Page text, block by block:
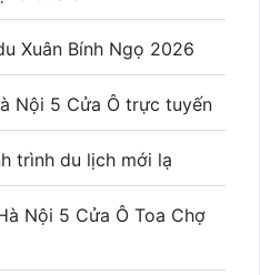
Xuân Bính Ngọ 2026
Nội 5 Cửa Ô trực tuyến
trình du lịch mới lạ
Nội 5 Cửa Ô Toa Chợ